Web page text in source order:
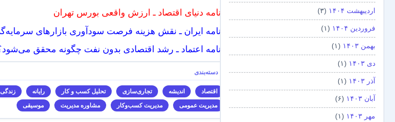
روزنامه دنیای اقتصاد ـ ارزش واقعی بورس تهران
روزنامه ایران ـ نقش هزینه فرصت سودآوری بازارهای
روزنامه اعتماد ـ رشد اقتصادی بدون نفت چگونه محقق
اقتصاد اندیشه تجاری‌سازی تحلیل کسب و کار رایانه زندگی
مدیریت عمومی
مدیریت کسب‌و‌کار مشاوره مدیریت موسیقی
اردیبهشت ۱۴۰۴ (۳)
فروردین ۱۴۰۴ (۱)
بهمن ۱۴۰۳ (۱)
دی ۱۴۰۳ (۱)
آذر ۱۴۰۳ (۱)
آبان ۱۴۰۳ (۶)
مهر ۱۴۰۳ (۱)